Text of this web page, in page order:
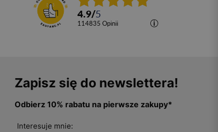
4.9/5
114835 opinii
Zapisz się do newslettera!
Odbierz 10% rabatu na pierwsze zakupy*
Interesuje mnie: